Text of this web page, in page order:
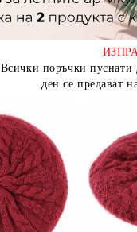
Всички поръчки пуснати
ден се предават